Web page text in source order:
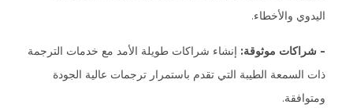
اليدوي والأخطاء.
- شراكات موثوقة: إنشاء شراكات طويلة الأمد مع خدمات الترجمة
ذات السمعة الطيبة التي تقدم باستمرار ترجمات عالية الجودة
ومتوافقة.